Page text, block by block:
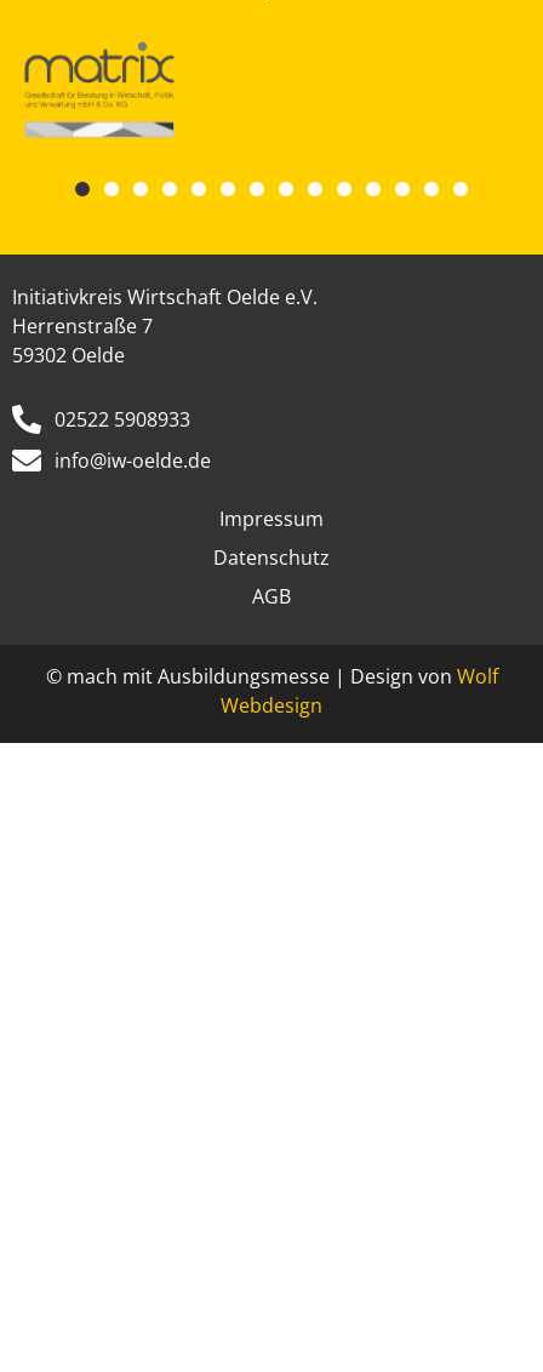
Initiativkreis Wirtschaft Oelde e.V.
Herrenstraße 7
59302 Oelde
02522 5908933
info@iw-oelde.de
Impressum
Datenschutz
AGB
© mach mit Ausbildungsmesse | Design von Wolf
Webdesign